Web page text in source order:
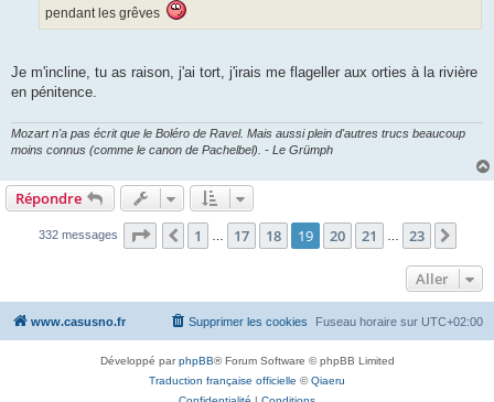
pendant les grêves
Je m'incline, tu as raison, j'ai tort, j'irais me flageller aux orties à la rivière
en pénitence.
Mozart n'a pas écrit que le Boléro de Ravel. Mais aussi plein d'autres trucs beaucoup
moins connus (comme le canon de Pachelbel). - Le Grümph
Répondre
332 messages Page 19 sur 23
Précédent
1 17 18 19 20 21 23
Aller
www.casusno.fr Fuseau horaire sur UTC+02:00
Supprimer les cookies
Développé parphpBB® Forum Software © phpBB Limited
Traduction française officielle ©Qiaeru